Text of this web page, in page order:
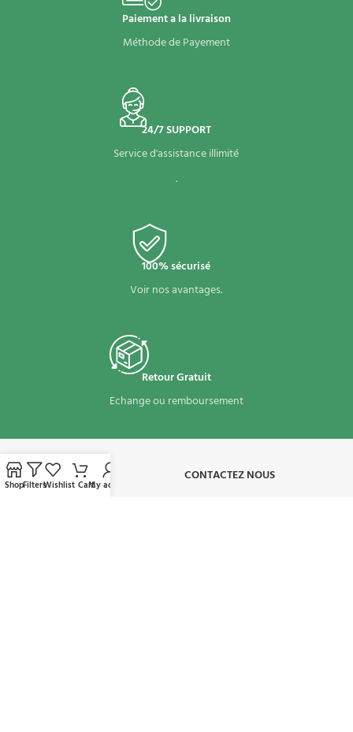
Paiement a la livraison
Méthode de Payement
24/7 SUPPORT
Service d'assistance illimité
.
100% sécurisé
Voir nos avantages.
Retour Gratuit
Echange ou remboursement
À PROPOS​ CONTACTEZ NOUS
ShopFiltersWishlist CartMy account